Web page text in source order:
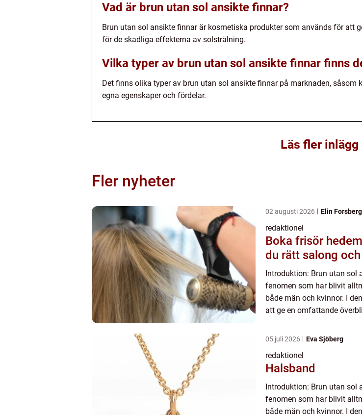
Vad är brun utan sol ansikte finnar?
Brun utan sol ansikte finnar är kosmetiska produkter som används för att
för de skadliga effekterna av solstrålning.
Vilka typer av brun utan sol ansikte finnar finns
Det finns olika typer av brun utan sol ansikte finnar på marknaden, såsom
egna egenskaper och fördelar.
Läs fler inlägg
Fler nyheter
02 augusti 2026 Elin Forsberg
redaktionel
Boka frisör hedemora så
du rätt salong
Introduktion: Brun utan sol
fenomen som har blivit
både män och kvinnor. I
att ge en omfattande
05 juli 2026 Eva Sjöberg
redaktionel
Halsband
Introduktion: Brun utan sol
fenomen som har blivit
både män och kvinnor. I